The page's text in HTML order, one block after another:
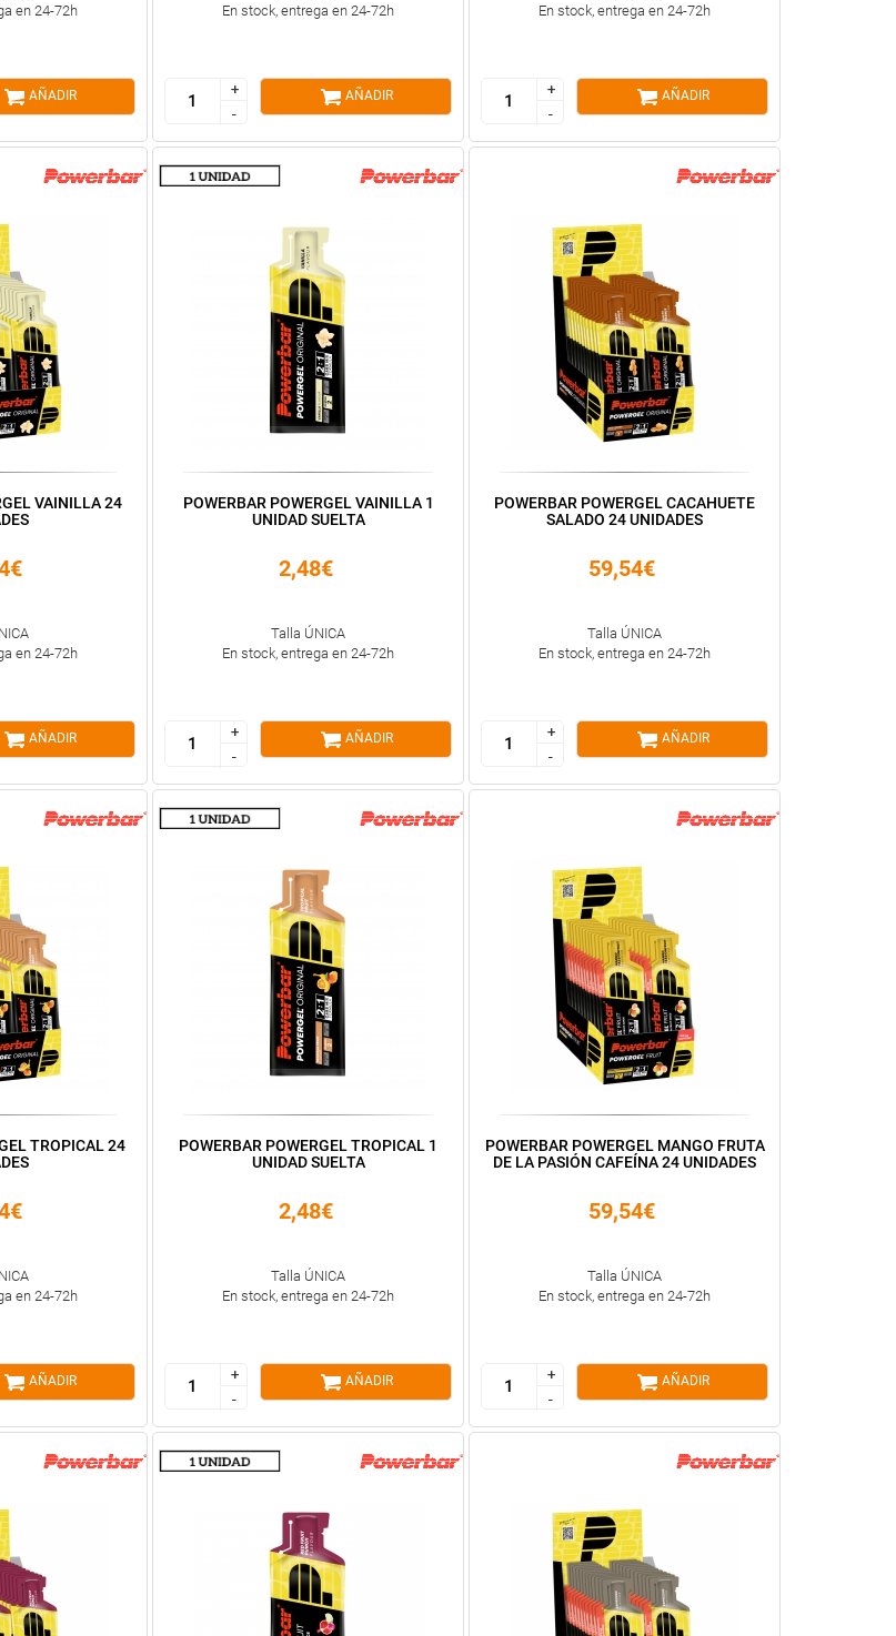
en 24-72h
AÑADIR
En stock, entrega en 24-72h
+
-
+
-
AÑADIR
En stock, entrega en 24-72h
+
-
+
-
AÑADIR
VAINILLA 24
en 24-72h
AÑADIR
POWERBAR POWERGEL VAINILLA 1
UNIDAD SUELTA
2,48€
Talla ÚNICA
En stock, entrega en 24-72h
+
-
+
-
AÑADIR
POWERBAR POWERGEL CACAHUETE
SALADO 24 UNIDADES
59,54€
Talla ÚNICA
En stock, entrega en 24-72h
+
-
+
-
AÑADIR
TROPICAL 24
en 24-72h
AÑADIR
POWERBAR POWERGEL TROPICAL 1
UNIDAD SUELTA
2,48€
Talla ÚNICA
En stock, entrega en 24-72h
+
-
+
-
AÑADIR
POWERBAR POWERGEL MANGO FRUTA
DE LA PASIÓN CAFEÍNA 24 UNIDADES
59,54€
Talla ÚNICA
En stock, entrega en 24-72h
+
-
+
-
AÑADIR